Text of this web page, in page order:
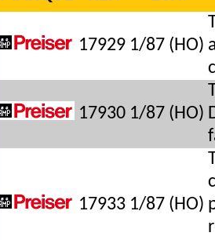
17929 1/87 (HO)
17930 1/87 (HO)
17933 1/87 (HO)